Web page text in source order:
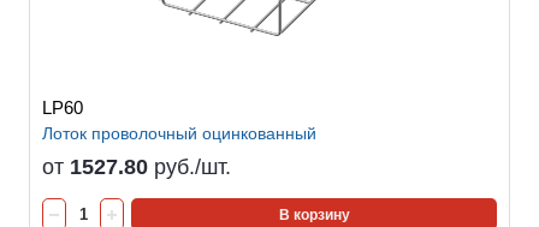
LP60
Лоток проволочный оцинкованный
от 1527.80 руб./шт.
В корзину